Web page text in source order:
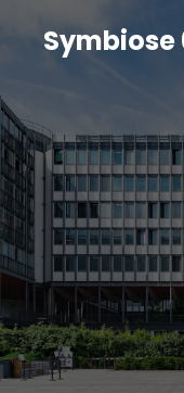
Symbiose